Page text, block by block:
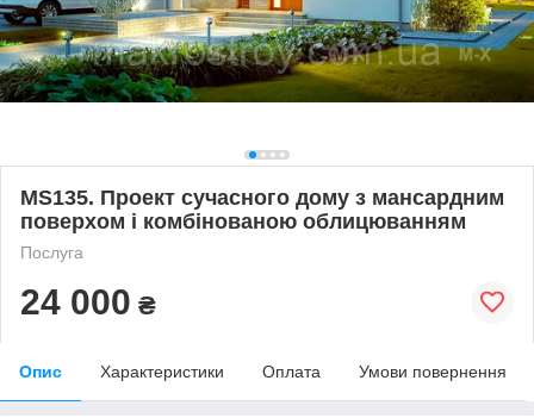
MS135. Проект сучасного дому з мансардним
поверхом і комбінованою облицюванням
Послуга
24 000 ₴
Опис Характеристики Оплата Умови повернення